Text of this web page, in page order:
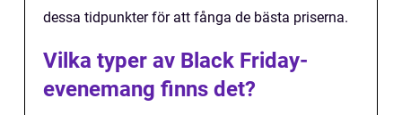
dessa tidpunkter för att fånga de bästa priserna.
Vilka typer av Black Friday-
evenemang finns det?